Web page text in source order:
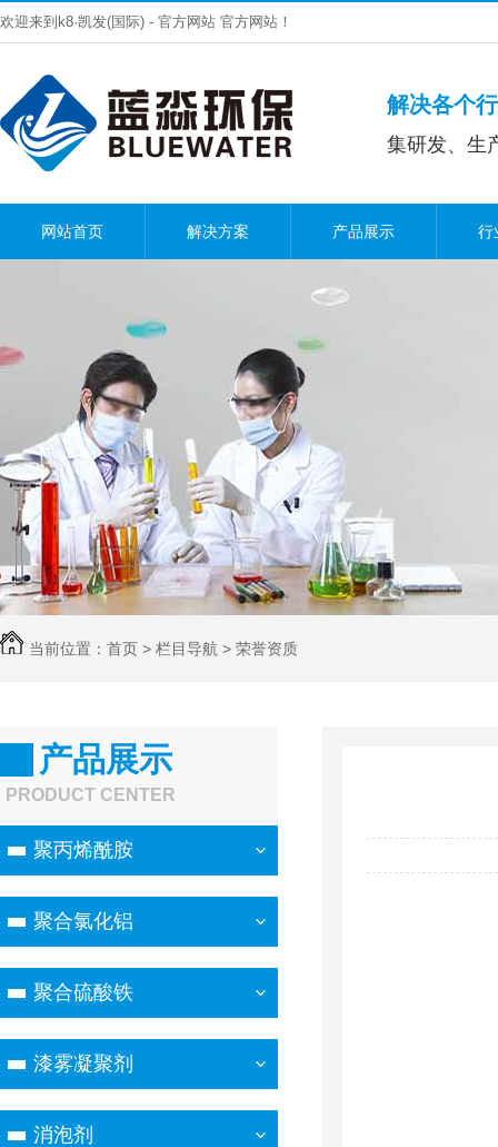
欢迎来到k8·凯发(国际) - 官方网站 官方网站！
解决各个
集研发、生
网站首页 解决方案 产品展示 行
当前位置： 首页 > 栏目导航 > 荣誉资质
产品展示
PRODUCT CENTER
聚丙烯酰胺
聚合氯化铝
聚合硫酸铁
漆雾凝聚剂
消泡剂